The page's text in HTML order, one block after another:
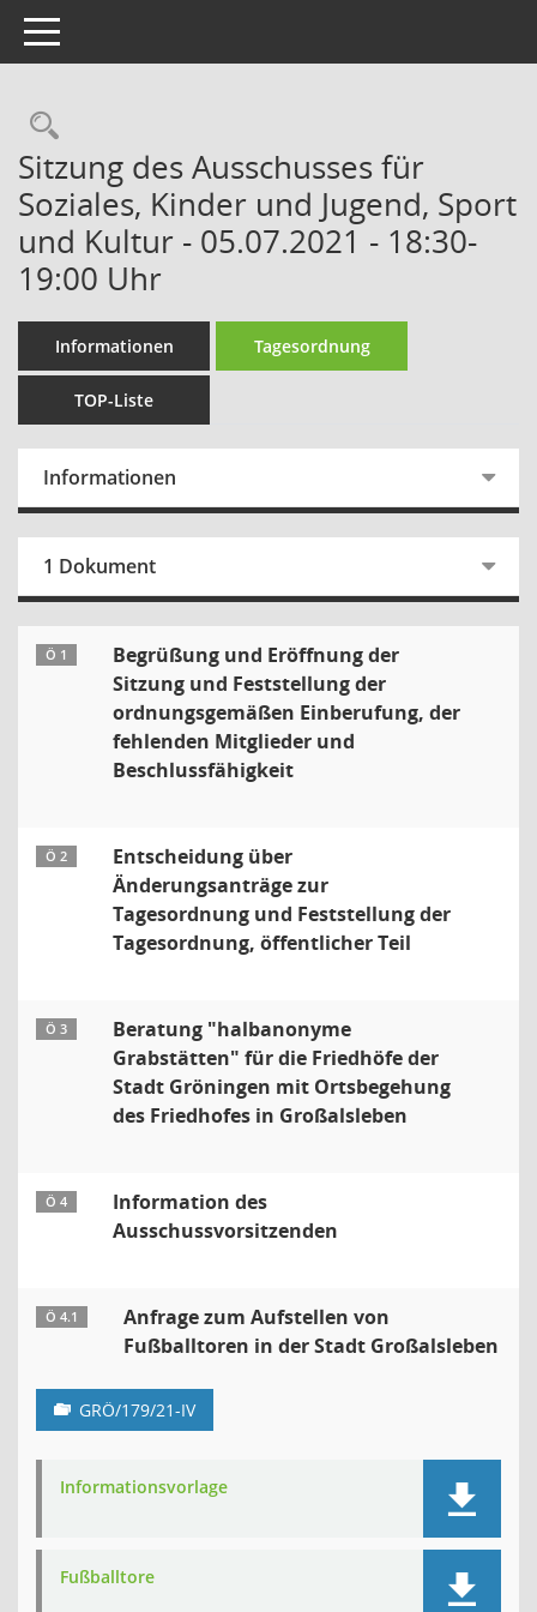
Toggle navigation
Rechercheauswahl
Sitzung des Ausschusses für
Soziales, Kinder und Jugend, Sport
und Kultur - 05.07.2021 - 18:30-
19:00 Uhr
Informationen Tagesordnung
TOP-Liste
Informationen
1 Dokument
Ö 1
Begrüßung und Eröffnung der
Sitzung und Feststellung der
ordnungsgemäßen Einberufung, der
fehlenden Mitglieder und
Beschlussfähigkeit
Ö 2
Entscheidung über
Änderungsanträge zur
Tagesordnung und Feststellung der
Tagesordnung, öffentlicher Teil
Ö 3
Beratung "halbanonyme
Grabstätten" für die Friedhöfe der
Stadt Gröningen mit Ortsbegehung
des Friedhofes in Großalsleben
Ö 4
Information des
Ausschussvorsitzenden
Ö 4.1
Anfrage zum Aufstellen von
Fußballtoren in der Stadt Großalsleben
GRÖ/179/21-IV
Informationsvorlage
Fußballtore